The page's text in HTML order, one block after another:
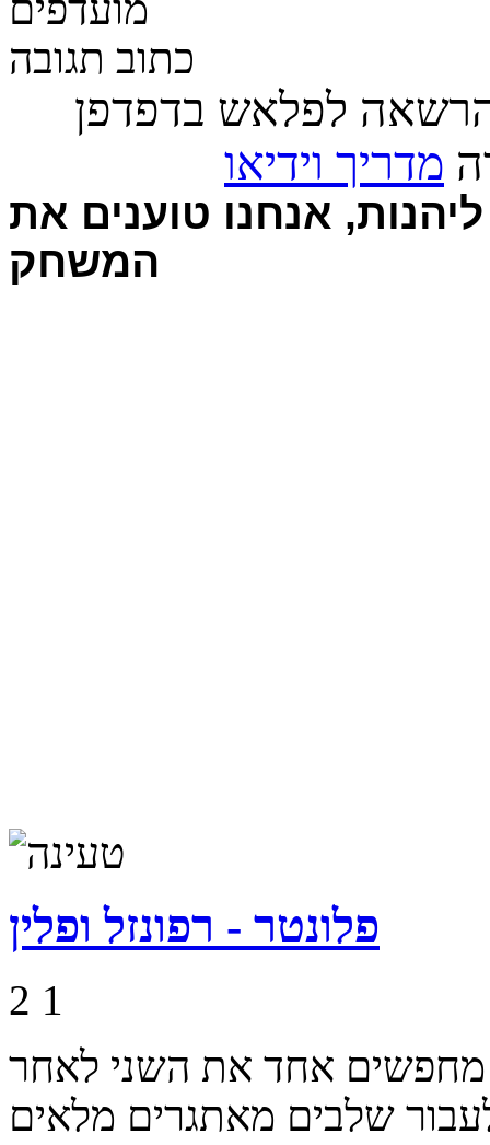
כתוב תגובה
לפלאש בדפדפן
מדריך וידיאו
אנחנו טוענים את
המשחק
פלונטר - רפונזל ופלין
2 1
מחפשים אחד את השני לאחר
שלבים מאתגרים מלאים